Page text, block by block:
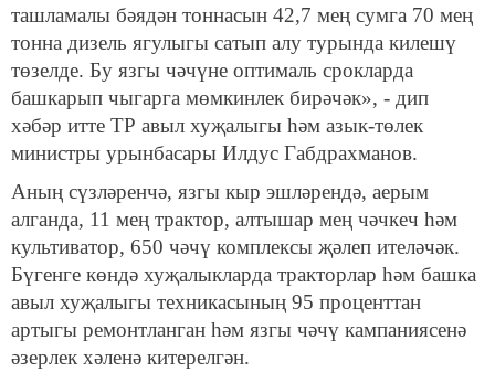
ташламалы бәядән тоннасын 42,7 мең сумга 70 мең
тонна дизель ягулыгы сатып алу турында килешү
төзелде. Бу язгы чәчүне оптималь срокларда
башкарып чыгарга мөмкинлек бирәчәк», - дип
хәбәр итте ТР авыл хуҗалыгы һәм азык-төлек
министры урынбасары Илдус Габдрахманов.
Аның сүзләренчә, язгы кыр эшләрендә, аерым
алганда, 11 мең трактор, алтышар мең чәчкеч һәм
культиватор, 650 чәчү комплексы җәлеп ителәчәк.
Бүгенге көндә хуҗалыкларда тракторлар һәм башка
авыл хуҗалыгы техникасының 95 проценттан
артыгы ремонтланган һәм язгы чәчү кампаниясенә
әзерлек хәленә китерелгән.